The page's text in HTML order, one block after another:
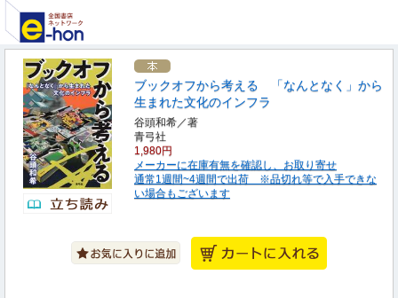
ブックオフから考える 「なんとなく」から
生まれた文化のインフラ
谷頭和希／著
青弓社
1,980円
メーカーに在庫有無を確認し、お取り寄せ
通常1週間~4週間で出荷 ※品切れ等で入手できな
い場合もございます